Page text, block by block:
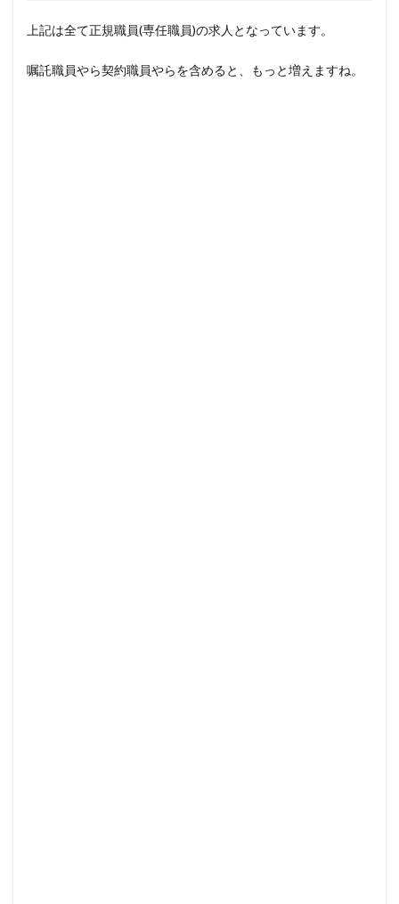
上記は全て正規職員(専任職員)の求人となっています。
嘱託職員やら契約職員やらを含めると、もっと増えますね。